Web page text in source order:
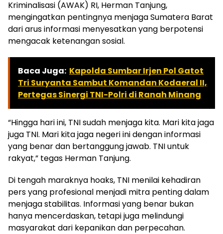
Kriminalisasi (AWAK) RI, Herman Tanjung,
mengingatkan pentingnya menjaga Sumatera Barat
dari arus informasi menyesatkan yang berpotensi
mengacak ketenangan sosial.
Baca Juga: Kapolda Sumbar Irjen Pol Gatot
Tri Suryanta Sambut Komandan Kodaeral II,
Pertegas Sinergi TNI-Polri di Ranah Minang
“Hingga hari ini, TNI sudah menjaga kita. Mari kita jaga
juga TNI. Mari kita jaga negeri ini dengan informasi
yang benar dan bertanggung jawab. TNI untuk
rakyat,” tegas Herman Tanjung.
Di tengah maraknya hoaks, TNI menilai kehadiran
pers yang profesional menjadi mitra penting dalam
menjaga stabilitas. Informasi yang benar bukan
hanya mencerdaskan, tetapi juga melindungi
masyarakat dari kepanikan dan perpecahan.